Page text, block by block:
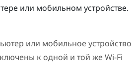
или мобильном устройстве.
или мобильное устройство
к одной и той же Wi‍-Fi